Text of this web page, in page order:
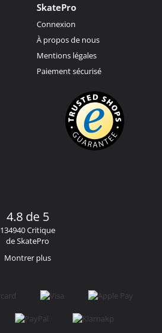
SkatePro
Connexion
À propos de nous
Mentions légales
Paiement sécurisé
4.8 de 5
134940 Critique
de SkatePro
Montrer plus